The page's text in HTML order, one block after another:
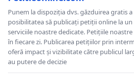
Punem la dispoziția dvs. găzduirea gratis
posibilitatea să publicați petiții online la
serviciile noastre dedicate. Petițiile noastre
în fiecare zi. Publicarea petițiilor prin
oferă impact și vizibilitate către publicul
au putere de decizie